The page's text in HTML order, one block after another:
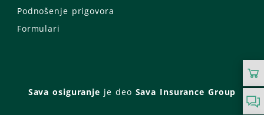
Podnošenje prigovora
Formulari
Sava osiguranje je deo Sava Insurance Group